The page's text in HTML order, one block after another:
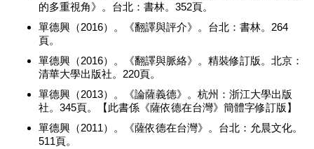
的多重視角》。台北：書林。352頁。
單德興（2016）。《翻譯與評介》。台北：書林。264
頁。
單德興（2016）。《翻譯與脈絡》。精裝修訂版。北京：
清華大學出版社。220頁。
單德興（2013）。《論薩義德》。杭州：浙江大學出版
社。345頁。【此書係《薩依德在台灣》簡體字修訂版】
單德興（2011）。《薩依德在台灣》。台北：允晨文化。
511頁。